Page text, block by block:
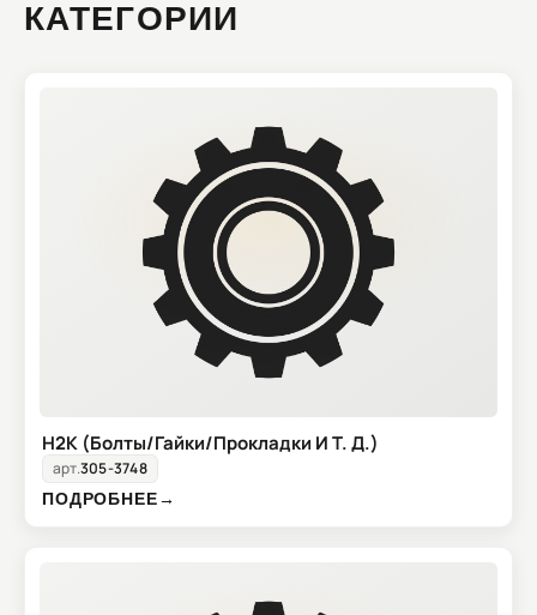
КАТЕГОРИИ
H2K (Болты/Гайки/Прокладки И Т. Д.)
арт.305-3748
ПОДРОБНЕЕ→